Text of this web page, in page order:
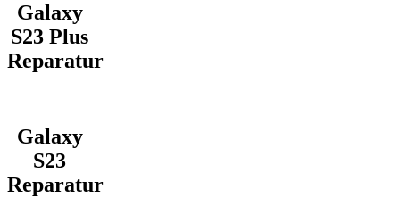
Galaxy
S23 Plus
Reparatur
Galaxy
S23
Reparatur